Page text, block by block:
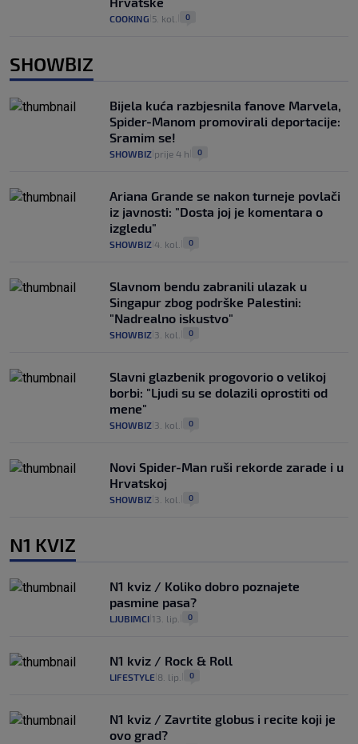
COOKING 5. kol. 0
SHOWBIZ
Bijela kuća razbjesnila fanove Marvela,
Spider-Manom promovirali deportacije:
Sramim se!
SHOWBIZ prije 4 h 0
Ariana Grande se nakon turneje povlači
iz javnosti: "Dosta joj je komentara o
izgledu"
SHOWBIZ 4. kol. 0
Slavnom bendu zabranili ulazak u
Singapur zbog podrške Palestini:
"Nadrealno iskustvo"
SHOWBIZ 3. kol. 0
Slavni glazbenik progovorio o velikoj
borbi: "Ljudi su se dolazili oprostiti od
mene"
SHOWBIZ 3. kol. 0
Novi Spider-Man ruši rekorde zarade i u
Hrvatskoj
SHOWBIZ 3. kol. 0
N1 KVIZ
N1 kviz / Koliko dobro poznajete
pasmine pasa?
LJUBIMCI 13. lip. 0
N1 kviz / Rock & Roll
LIFESTYLE 8. lip. 0
N1 kviz / Zavrtite globus i recite koji je
ovo grad?